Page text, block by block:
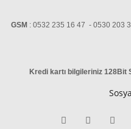
GSM : 0532 235 16 47 - 0530
Kredi kartı bilgileriniz 128Bit